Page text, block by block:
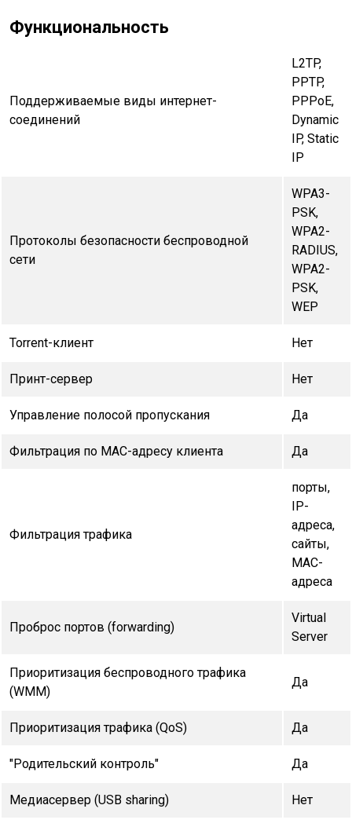
Функциональность
Поддерживаемые виды интернет-
соединений
L2TP,
PPTP,
PPPoE,
Dynamic
IP, Static
IP
Протоколы безопасности беспроводной
сети
WPA3-
PSK,
WPA2-
RADIUS,
WPA2-
PSK,
WEP
Torrent-клиент Нет
Принт-сервер Нет
Управление полосой пропускания Да
Фильтрация по МАС-адресу клиента Да
Фильтрация трафика
порты,
IP-
адреса,
сайты,
MAC-
адреса
Проброс портов (forwarding)
Virtual
Server
Приоритизация беспроводного трафика
(WMM)
Да
Приоритизация трафика (QoS) Да
"Родительский контроль" Да
Медиасервер (USB sharing) Нет